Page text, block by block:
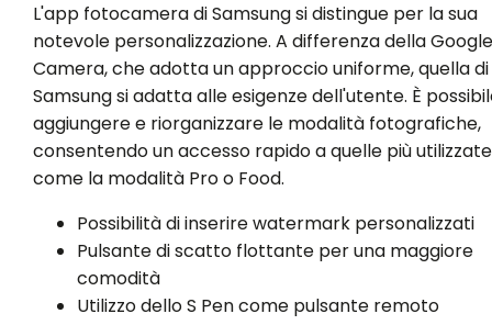
L'app fotocamera di Samsung si distingue per la sua
notevole personalizzazione. A differenza della Google
Camera, che adotta un approccio uniforme, quella di
Samsung si adatta alle esigenze dell'utente. È
aggiungere e riorganizzare le modalità fotografiche,
consentendo un accesso rapido a quelle più utilizzate
come la modalità Pro o Food.
Possibilità di inserire watermark personalizzati
Pulsante di scatto flottante per una maggiore
comodità
Utilizzo dello S Pen come pulsante remoto